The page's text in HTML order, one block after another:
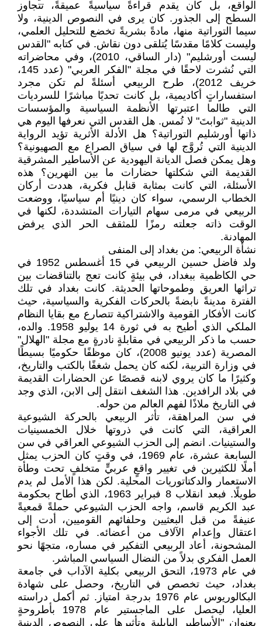
الواقع، بل كان يقدم قراءةً سياسيةً عميقةً، تتجاوز
السطح إلى الجذور. كان يرى في النصوص الدينية، ولا
سيما التوراتية منها، مادةً بشريةً تخضع للتحليل العلمي،
وليست كلامًا مقدسًا يُتلقى دون نقاش. في كتابه "القدس
ليست أورشليم" (دار الساقي، 2010)، وفي محاضراته
التي نُشرت لاحقًا في مجلة "الفكر العربي" (عدد 145،
خريف 2012)، طرح الربيعي أسئلةً لم تكن مجرد
استفساراتٍ أكاديمية، بل كانت تحديًا مباشرًا للسرديات
التي طالما اعتبرتها الأنظمة السياسية والمؤسسات
الدينية "ثوابتَ" لا تُمس. هل القدس التي نعرفها اليوم هي
ذاتها أورشليم التوراتية؟ هل الأدلة الأثرية تؤيد الرواية
الدينية التي تُروَّج لها في سياق الصراع مع الصهيونية؟
وهل يمكن فصل الديانة اليهودية عن الأساطير المشرقية
القديمة التي شكلتها حضارات ما بين النهرين؟ هذه
الأسئلة، التي كانت بمثابة قنابل فكرية، هددت أركان
الخطاب الرسمي، سواء كان دينيًا أم سياسيًا، ووضعت
الربيعي في مرمى سهام التيارات المتشددة، لكنها في
الوقت ذاته جعلته رمزًا للمثقف الحر الذي يرفض
المهادنة.
نشأة الربيعي: من بغداد إلى المنفى
ولد فاضل حسين الربيعي في 15 أغسطس 1952 في
حي الكاظمية ببغداد، في بيئةٍ كانت تعج بالتناقضات بين
تراثها العريق وطموحاتها الحديثة. كانت بغداد في تلك
الفترة مدينةً نابضةً بالحركات الفكرية والسياسية، حيث
كانت الأفكار القومية والاشتراكية تتصارع مع بقايا النظام
الملكي الذي أطيح به في ثورة 14 يوليو 1958. والده،
حسب ما ذكر الربيعي في مقابلةٍ نادرةٍ مع مجلة "الهلال"
المصرية (عدد يونيو 2008)، كان موظفًا حكوميًا بسيطًا
في وزارة التربية، لكنه كان يحمل شغفًا بالكتب والتاريخ،
وكثيرًا ما كان يروي لابنه قصصًا عن الحضارات القديمة
في بلاد الرافدين. هذا الشغف انتقل إلى الابن، الذي وجد
في التاريخ ملاذًا لفهم العالم من حوله.
في سن المراهقة، تأثر الربيعي بالحركة الشيوعية
العراقية، التي كانت في ذروتها خلال الخمسينيات
والستينيات. انضم إلى الحزب الشيوعي العراقي في سن
السابعة عشرة، عام 1969، في وقتٍ كان الحزب يمثل
أملًا للكثيرين في تغيير واقعٍ عربيٍّ متخلفٍ تحت وطأة
الاستعمار والدكتاتوريات المحلية. لكن هذا الأمل لم يدم
طويلًا. فبعد انقلاب 8 فبراير 1963، الذي أطاح بحكومة
عبد الكريم قاسم، واجه الحزب الشيوعي حملةً قمعيةً
عنيفةً من قبل البعثيين وحلفائهم القوميين، أدت إلى
اعتقال وإعدام الآلاف من أعضائه. في تلك الأجواء
المشحونة، أعاد الربيعي التفكير في مساره، متجهًا نحو
العمل الفكري بدلاً من النضال السياسي المباشر.
في عام 1973، التحق الربيعي بكلية الآداب في جامعة
بغداد، حيث تخصص في التاريخ، وحصل على شهادة
البكالوريوس عام 1976 بدرجة امتياز. ثم أكمل دراسته
العليا، ليحصل على الماجستير عام 1978 بأطروحةٍ
بعنوان "الأساطير البابلية وتأثيرها على النصوص الدينية